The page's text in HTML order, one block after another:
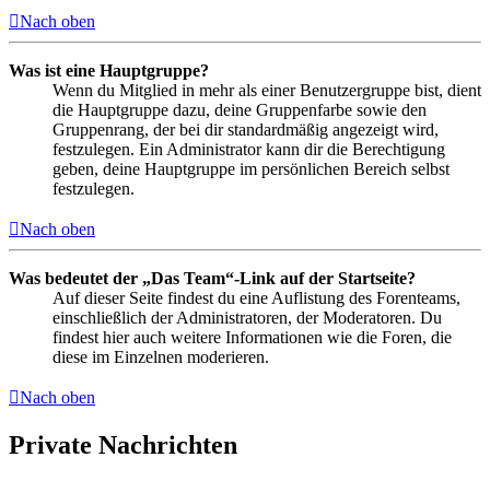
Nach oben
Was ist eine Hauptgruppe?
Wenn du Mitglied in mehr als einer Benutzergruppe bist, dient
die Hauptgruppe dazu, deine Gruppenfarbe sowie den
Gruppenrang, der bei dir standardmäßig angezeigt wird,
festzulegen. Ein Administrator kann dir die Berechtigung
geben, deine Hauptgruppe im persönlichen Bereich selbst
festzulegen.
Nach oben
Was bedeutet der „Das Team“-Link auf der Startseite?
Auf dieser Seite findest du eine Auflistung des Forenteams,
einschließlich der Administratoren, der Moderatoren. Du
findest hier auch weitere Informationen wie die Foren, die
diese im Einzelnen moderieren.
Nach oben
Private Nachrichten